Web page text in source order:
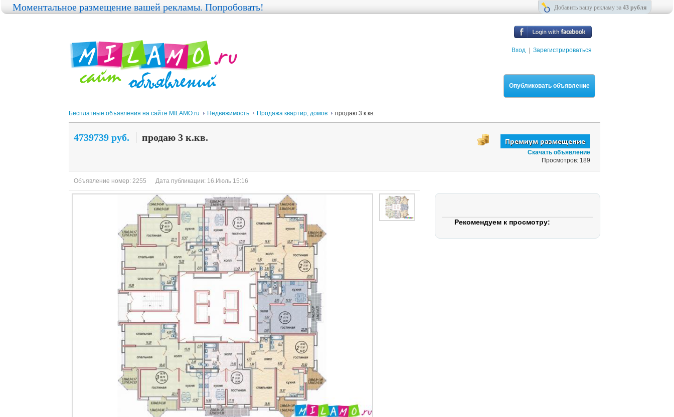
Вход Зарегистрироваться
Опубликовать объявление
Бесплатные объявления на сайте MILAMO.ru Недвижимость Продажа квартир, домов продаю 3 к.кв.
4739739 руб. продаю 3 к.кв.
Скачать объявление
Просмотров: 189
Объявление номер: 2255 Дата публикации: 16.Июль 15:16
Моментальное размещение вашей рекламы. Попробовать! Добавить вашу рекламу за 43 рубля
Рекомендуем к просмотру: